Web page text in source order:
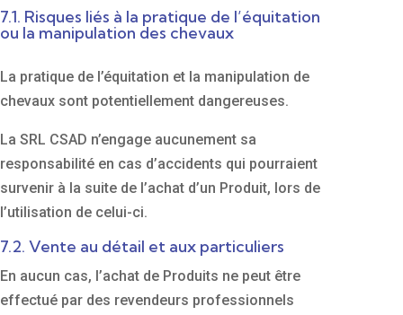
7.1. Risques liés à la pratique de l’équitation
ou la manipulation des chevaux
La pratique de l’équitation et la manipulation de
chevaux sont potentiellement dangereuses.
La SRL CSAD n’engage aucunement sa
responsabilité en cas d’accidents qui pourraient
survenir à la suite de l’achat d’un Produit, lors de
l’utilisation de celui-ci.
7.2. Vente au détail et aux particuliers
En aucun cas, l’achat de Produits ne peut être
effectué par des revendeurs professionnels